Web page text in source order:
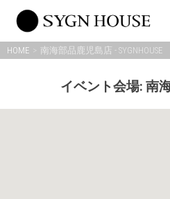
content
HOME 南海部品鹿児島店 - SYGNHOUSE
イベント会場: 南